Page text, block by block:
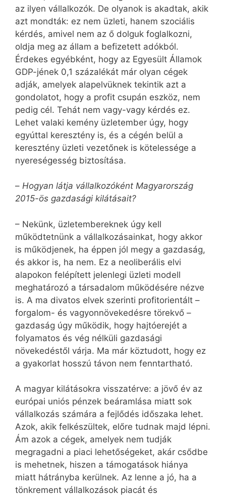
az ilyen vállalkozók. De olyanok is akadtak, akik
azt mondták: ez nem üzleti, hanem szociális
kérdés, amivel nem az ő dolguk foglalkozni,
oldja meg az állam a befizetett adókból.
Érdekes egyébként, hogy az Egyesült Államok
GDP-jének 0,1 százalékát már olyan cégek
adják, amelyek alapelvüknek tekintik azt a
gondolatot, hogy a profit csupán eszköz, nem
pedig cél. Tehát nem vagy-vagy kérdés ez.
Lehet valaki kemény üzletember úgy, hogy
egyúttal keresztény is, és a cégén belül a
keresztény üzleti vezetőnek is kötelessége a
nyereségesség biztosítása.
– Hogyan látja vállalkozóként Magyarország
2015-ös gazdasági kilátásait?
– Nekünk, üzletembereknek úgy kell
működtetnünk a vállalkozásainkat, hogy akkor
is működjenek, ha éppen jól megy a gazdaság,
és akkor is, ha nem. Ez a neoliberális elvi
alapokon felépített jelenlegi üzleti modell
meghatározó a társadalom működésére nézve
is. A ma divatos elvek szerinti profitorientált –
forgalom- és vagyonnövekedésre törekvő –
gazdaság úgy működik, hogy hajtóerejét a
folyamatos és vég nélküli gazdasági
növekedéstől várja. Ma már köztudott, hogy ez
a gyakorlat hosszú távon nem fenntartható.
A magyar kilátásokra visszatérve: a jövő év az
európai uniós pénzek beáramlása miatt sok
vállalkozás számára a fejlődés időszaka lehet.
Azok, akik felkészültek, előre tudnak majd lépni.
Ám azok a cégek, amelyek nem tudják
megragadni a piaci lehetőségeket, akár csődbe
is mehetnek, hiszen a támogatások hiánya
miatt hátrányba kerülnek. Az lenne a jó, ha a
tönkrement vállalkozások piacát és